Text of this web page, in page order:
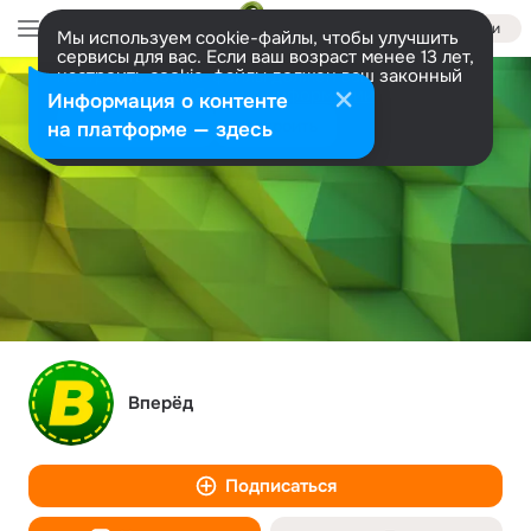
Войти
Мы используем cookie-файлы, чтобы улучшить
сервисы для вас. Если ваш возраст менее 13 лет,
настроить cookie-файлы должен ваш законный
представитель. Больше информации
Разрешить все Настроить
Вперёд
Подписаться
Информация о контенте
на платформе — здесь